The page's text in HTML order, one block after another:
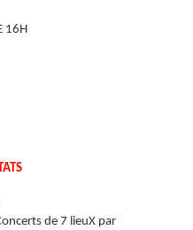
16H
de 7 lieuX par